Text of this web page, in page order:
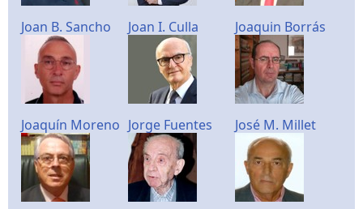
Joan B. Sancho Joan I. Culla Joaquin Borrás
Joaquín Moreno Jorge Fuentes José M. Millet